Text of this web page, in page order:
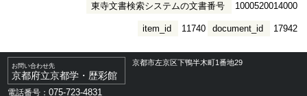
東寺文書検索システムの文書番号 1000520014000
document_id 17942
item_id 11740
お問い合わせ先
京都府立京都学・歴彩館
京都市左京区下鴨半木町1番地29
電話番号：075-723-4831